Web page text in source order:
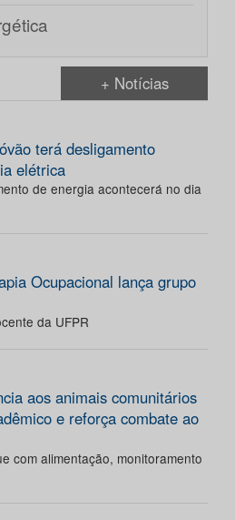
+ Notícias
terá desligamento
elétrica
de energia acontecerá no dia
Ocupacional lança grupo
da UFPR
aos animais comunitários
e reforça combate ao
com alimentação, monitoramento